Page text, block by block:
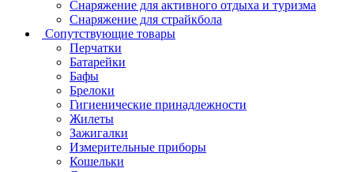
Снаряжение для активного отдыха и туризма
Снаряжение для страйкбола
Сопутствующие товары
Перчатки
Батарейки
Бафы
Брелоки
Гигиенические принадлежности
Жилеты
Зажигалки
Измерительные приборы
Кошельки